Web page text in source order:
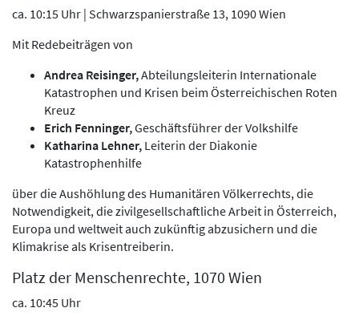
ca. 10:15 Uhr | Schwarzspanierstraße 13, 1090 Wien
Mit Redebeiträgen von
Andrea Reisinger,Abteilungsleiterin Internationale
Katastrophen und Krisen beim Österreichischen Roten
Kreuz
Erich Fenninger,Geschäftsführer der Volkshilfe
Katharina Lehner, Leiterin der Diakonie
Katastrophenhilfe
über die Aushöhlung des Humanitären Völkerrechts, die
Notwendigkeit, die zivilgesellschaftliche Arbeit in Österreich,
Europa und weltweit auch zukünftig abzusichern und die
Klimakrise als Krisentreiberin.
Platz der Menschenrechte, 1070 Wien
ca. 10:45 Uhr